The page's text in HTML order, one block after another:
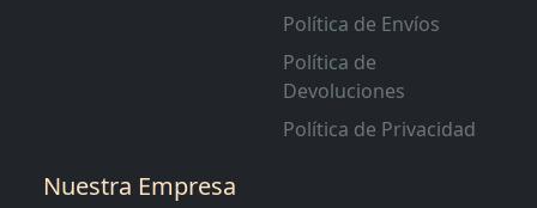
Política de Envíos
Política de
Devoluciones
Política de Privacidad
Nuestra Empresa